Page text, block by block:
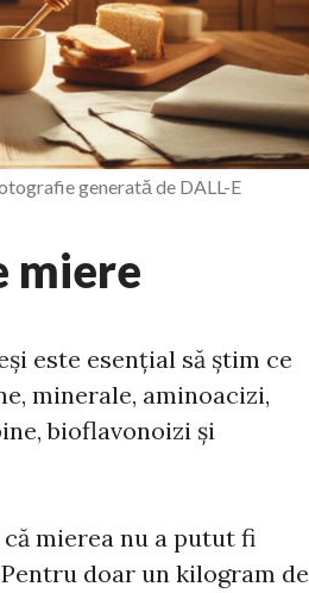
generată de DALL-E
miere
este esențial să știm ce
minerale, aminoacizi,
bioflavonoizi și
mierea nu a putut fi
doar un kilogram de